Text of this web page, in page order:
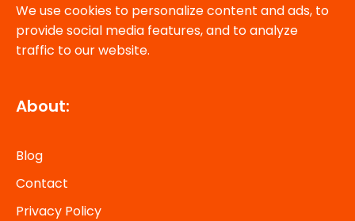
We use cookies to personalize content and ads, to
provide social media features, and to analyze
traffic to our website.
About:
Blog
Contact
Privacy Policy